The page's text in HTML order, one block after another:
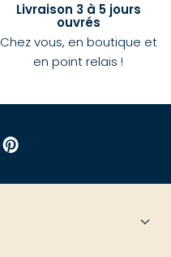
Livraison 3 à 5 jours
ouvrés
Chez vous, en boutique et
en point relais !